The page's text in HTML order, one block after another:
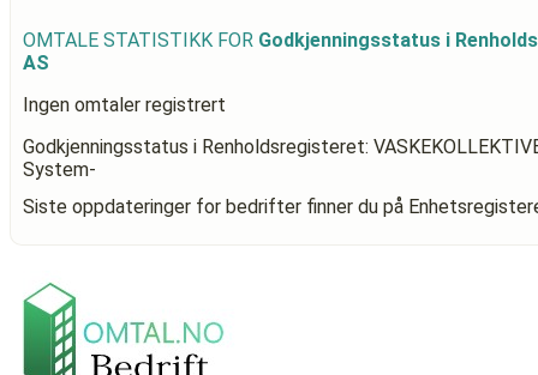
OMTALE STATISTIKK FOR Godkjenningsstatus i
AS
Ingen omtaler registrert
Godkjenningsstatus i Renholdsregisteret:
System-
Siste oppdateringer for bedrifter finner du på